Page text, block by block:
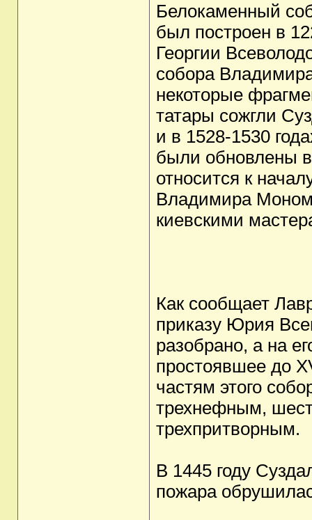
Белокаменный
был построен в
Георгии
собора
некоторые
татары сожгли
и в 1528-1530
были обновлены в
относится к
Владимира
киевскими
Как сообщает
приказу Юрия
разобрано, а на
простоявшее до
частям этого
трехнефным,
трехпритворным.
В 1445 году
пожара